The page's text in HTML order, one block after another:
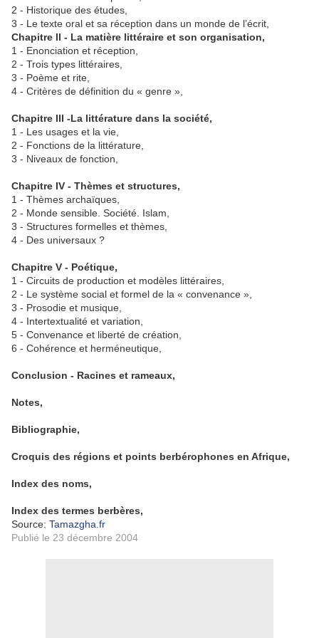
2 - Historique des études,
3 - Le texte oral et sa réception dans un monde de l’écrit,
Chapitre II - La matière littéraire et son organisation,
1 - Enonciation et réception,
2 - Trois types littéraires,
3 - Poème et rite,
4 - Critères de définition du « genre »,
Chapitre III -La littérature dans la société,
1 - Les usages et la vie,
2 - Fonctions de la littérature,
3 - Niveaux de fonction,
Chapitre IV - Thèmes et structures,
1 - Thèmes archaïques,
2 - Monde sensible. Société. Islam,
3 - Structures formelles et thèmes,
4 - Des universaux ?
Chapitre V - Poétique,
1 - Circuits de production et modèles littéraires,
2 - Le système social et formel de la « convenance »,
3 - Prosodie et musique,
4 - Intertextualité et variation,
5 - Convenance et liberté de création,
6 - Cohérence et herméneutique,
Conclusion - Racines et rameaux,
Notes,
Bibliographie,
Croquis des régions et points berbérophones en Afrique,
Index des noms,
Index des termes berbères,
Source: Tamazgha.fr
Publié le 23 décembre 2004